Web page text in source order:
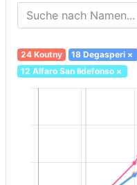
24 Koutny 18 Degasperi ×
12 Alfaro San Ildefonso×